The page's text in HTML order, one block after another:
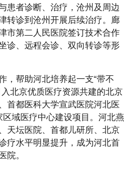
患者诊断、治疗，沧州及周边
转诊到沧州开展后续治疗。廊
市第二人民医院签订技术合作
诊、远程会诊、双向转诊等形
，帮助河北培养起一支“带不
北京优质医疗资源共建的北京
首都医科大学宣武医院河北医
域医疗中心建设项目。河北燕
天坛医院、首都儿研所、北京
疗水平明显提升，成为河北首
院。